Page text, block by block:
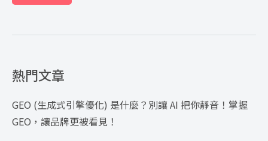
熱門文章
GEO (生成式引擎優化) 是什麼？別讓 AI 把你靜音！掌握
GEO，讓品牌更被看見！